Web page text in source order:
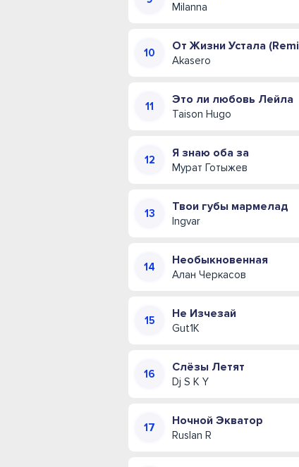
Milanna
От Жизни Устала
Akasero
Это ли любовь Лейла
Taison Hugo
Я знаю оба за
Мурат Готыжев
Твои губы мармелад
Ingvar
Необыкновенная
Алан Черкасов
Не Изчезай
Gut1K
Слёзы Летят
Dj S K Y
Ночной Экватор
Ruslan R